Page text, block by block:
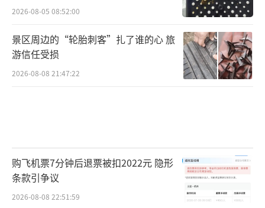
2026-08-05 08:52:00
景区周边的“轮胎刺客”扎了谁的心 旅
游信任受损
2026-08-08 21:47:22
购飞机票7分钟后退票被扣2022元 隐形
条款引争议
2026-08-08 22:51:59